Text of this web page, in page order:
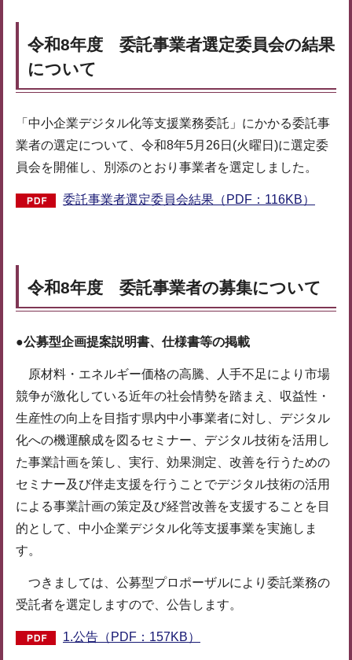
令和8年度 委託事業者選定委員会の結果
について
「中小企業デジタル化等支援業務委託」にかかる委託事
業者の選定について、令和8年5月26日(火曜日)に選定委
員会を開催し、別添のとおり事業者を選定しました。
委託事業者選定委員会結果（PDF：116KB）
令和8年度 委託事業者の募集について
●公募型企画提案説明書、仕様書等の掲載
原材料・エネルギー価格の高騰、人手不足により市場
競争が激化している近年の社会情勢を踏まえ、収益性・
生産性の向上を目指す県内中小事業者に対し、デジタル
化への機運醸成を図るセミナー、デジタル技術を活用し
た事業計画を策し、実行、効果測定、改善を行うための
セミナー及び伴走支援を行うことでデジタル技術の活用
による事業計画の策定及び経営改善を支援することを目
的として、中小企業デジタル化等支援事業を実施しま
す。
つきましては、公募型プロポーザルにより委託業務の
受託者を選定しますので、公告します。
1.公告（PDF：157KB）